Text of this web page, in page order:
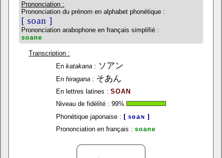
Prononciation :
Prononciation du prénom en alphabet phonétique :
[ soan ]
Prononciation arabophone en français simplifié :
soane
Transcription :
En katakana : ソアン
En hiragana : そあん
En lettres latines : SOAN
Niveau de fidélité : 99%
Phonétique japonaise : [ soaɴ ]
Prononciation en français : soane